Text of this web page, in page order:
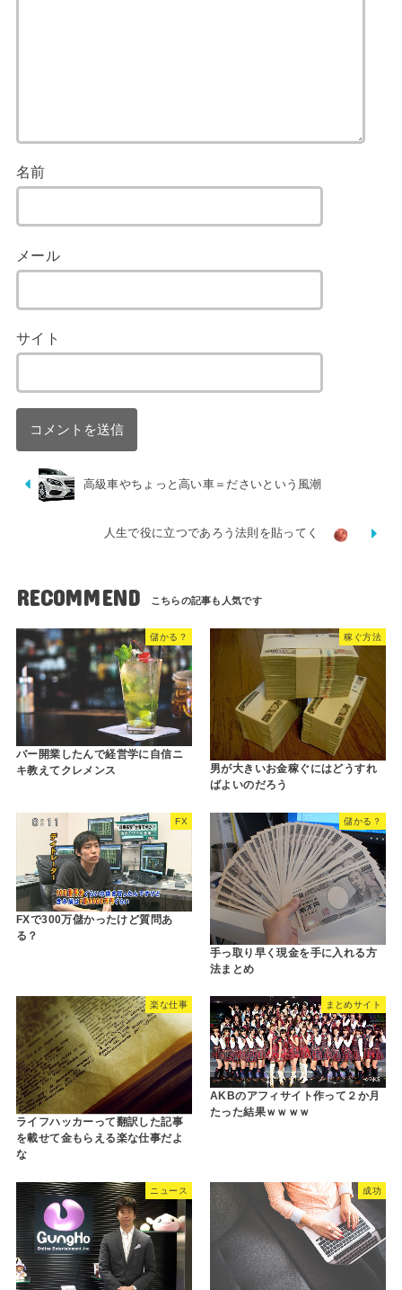
名前
メール
サイト
高級車やちょっと高い車＝ださいという風潮
人生で役に立つであろう法則を貼ってく
RECOMMEND
儲かる？
バー開業したんで経営学に自信ニ
キ教えてクレメンス
稼ぐ方法
男が大きいお金稼ぐにはどうすれ
ばよいのだろう
FX
FXで300万儲かったけど質問あ
る？
儲かる？
手っ取り早く現金を手に入れる方
法まとめ
楽な仕事
ライフハッカーって翻訳した記事
を載せて金もらえる楽な仕事だよ
な
まとめサイト
AKBのアフィサイト作って２か月
たった結果ｗｗｗｗ
ニュース 成功